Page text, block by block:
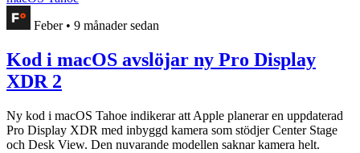
Feber • 9 månader sedan
Kod i macOS avslöjar ny Pro Display
XDR 2
Ny kod i macOS Tahoe indikerar att Apple planerar en uppdaterad
Pro Display XDR med inbyggd kamera som stödjer Center Stage
och Desk View. Den nuvarande modellen saknar kamera helt.